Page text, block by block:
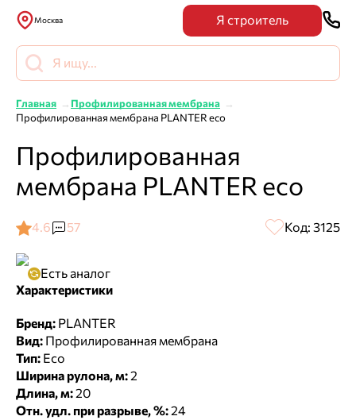
Москва Я строитель
Главная
Профилированная мембрана
Профилированная мембрана PLANTER eco
Профилированная
мембрана PLANTER eco
4.6 57 Код: 3125
Есть аналог
Характеристики
Бренд:PLANTER
Вид:Профилированная мембрана
Тип:Eco
Ширина рулона, м:2
Длина, м:20
Отн. удл. при разрыве, %:24